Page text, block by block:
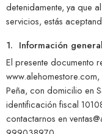
detenidamente, ya que
servicios, estás
1. Información general
El presente documento
Peña, con domicilio en
identificación fiscal
contactarnos en